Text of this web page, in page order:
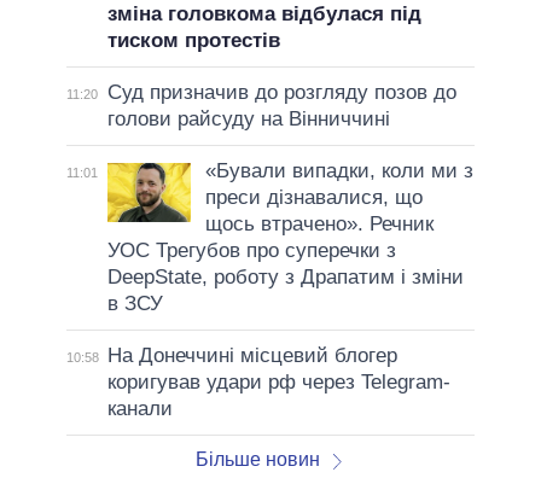
зміна головкома відбулася під
тиском протестів
11:20
Суд призначив до розгляду позов до
голови райсуду на Вінниччині
11:01
«Бували випадки, коли ми з
преси дізнавалися, що
щось втрачено». Речник
УОС Трегубов про cуперечки з
DeepState, роботу з Драпатим і зміни
в ЗСУ
10:58
На Донеччині місцевий блогер
коригував удари рф через Telegram-
канали
Більше новин